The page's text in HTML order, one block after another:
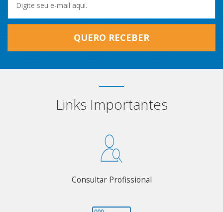
QUERO RECEBER
Links Importantes
Consultar Profissional